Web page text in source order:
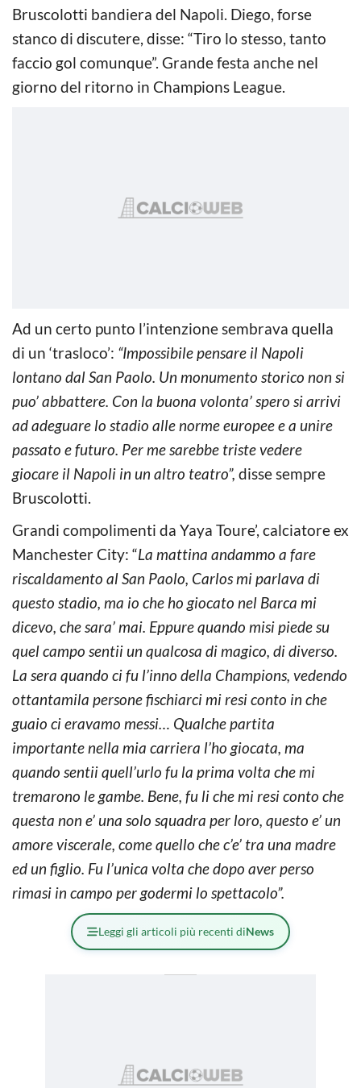
Bruscolotti bandiera del Napoli. Diego, forse
stanco di discutere, disse: “Tiro lo stesso, tanto
faccio gol comunque”. Grande festa anche nel
giorno del ritorno in Champions League.
Ad un certo punto l’intenzione sembrava quella
di un ‘trasloco’: “Impossibile pensare il Napoli
lontano dal San Paolo. Un monumento storico non si
puo’ abbattere. Con la buona volonta’ spero si arrivi
ad adeguare lo stadio alle norme europee e a unire
passato e futuro. Per me sarebbe triste vedere
giocare il Napoli in un altro teatro”, disse sempre
Bruscolotti.
Grandi compolimenti da Yaya Toure’, calciatore ex
Manchester City: “La mattina andammo a fare
riscaldamento al San Paolo, Carlos mi parlava di
questo stadio, ma io che ho giocato nel Barca mi
dicevo, che sara’ mai. Eppure quando misi piede su
quel campo sentii un qualcosa di magico, di diverso.
La sera quando ci fu l’inno della Champions, vedendo
ottantamila persone fischiarci mi resi conto in che
guaio ci eravamo messi… Qualche partita
importante nella mia carriera l’ho giocata, ma
quando sentii quell’urlo fu la prima volta che mi
tremarono le gambe. Bene, fu li che mi resi conto che
questa non e’ una solo squadra per loro, questo e’ un
amore viscerale, come quello che c’e’ tra una madre
ed un figlio. Fu l’unica volta che dopo aver perso
rimasi in campo per godermi lo spettacolo”.
Leggi gli articoli più recenti diNews